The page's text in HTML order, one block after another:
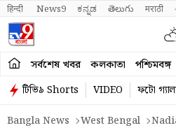
हिन्दी News9 ಕನ್ನಡ తెలుగు मराठी
সর্বশেষ খবর কলকাতা পশ্চিমবঙ্গ
টিভি৯ Shorts VIDEO ফটো
Bangla News
West Bengal